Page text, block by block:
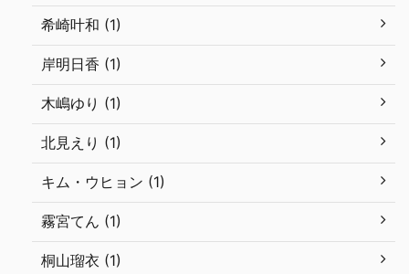
希崎叶和 (1)
岸明日香 (1)
木嶋ゆり (1)
北見えり (1)
キム・ウヒョン (1)
霧宮てん (1)
桐山瑠衣 (1)